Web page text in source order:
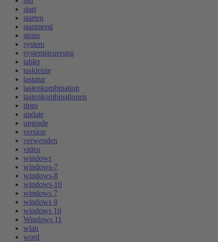
start
starten
startmenü
strato
system
systemsteuerung
tablet
taskleiste
tastatur
tastenkombination
tastenkombinationen
tipps
update
upgrade
version
verwenden
video
windows
windows-7
windows-8
windows-10
windows 7
windows 8
windows 10
Windows 11
wlan
word